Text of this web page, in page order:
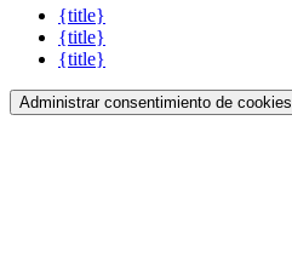
{title}
{title}
{title}
Administrar consentimiento de cookies